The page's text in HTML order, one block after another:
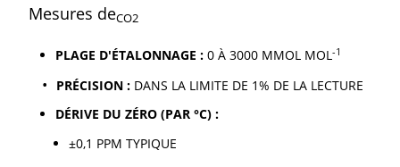
Mesures deCO2
PLAGE D'ÉTALONNAGE : 0 À 3000 ΜMOL MOL-1
PRÉCISION : DANS LA LIMITE DE 1% DE LA LECTURE
DÉRIVE DU ZÉRO (PAR °C) :
±0,1 PPM TYPIQUE